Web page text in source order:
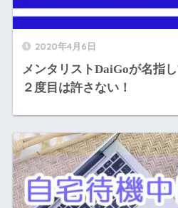
2020年4月6日
メンタリストDaiGoが名指
２度目は許さない！